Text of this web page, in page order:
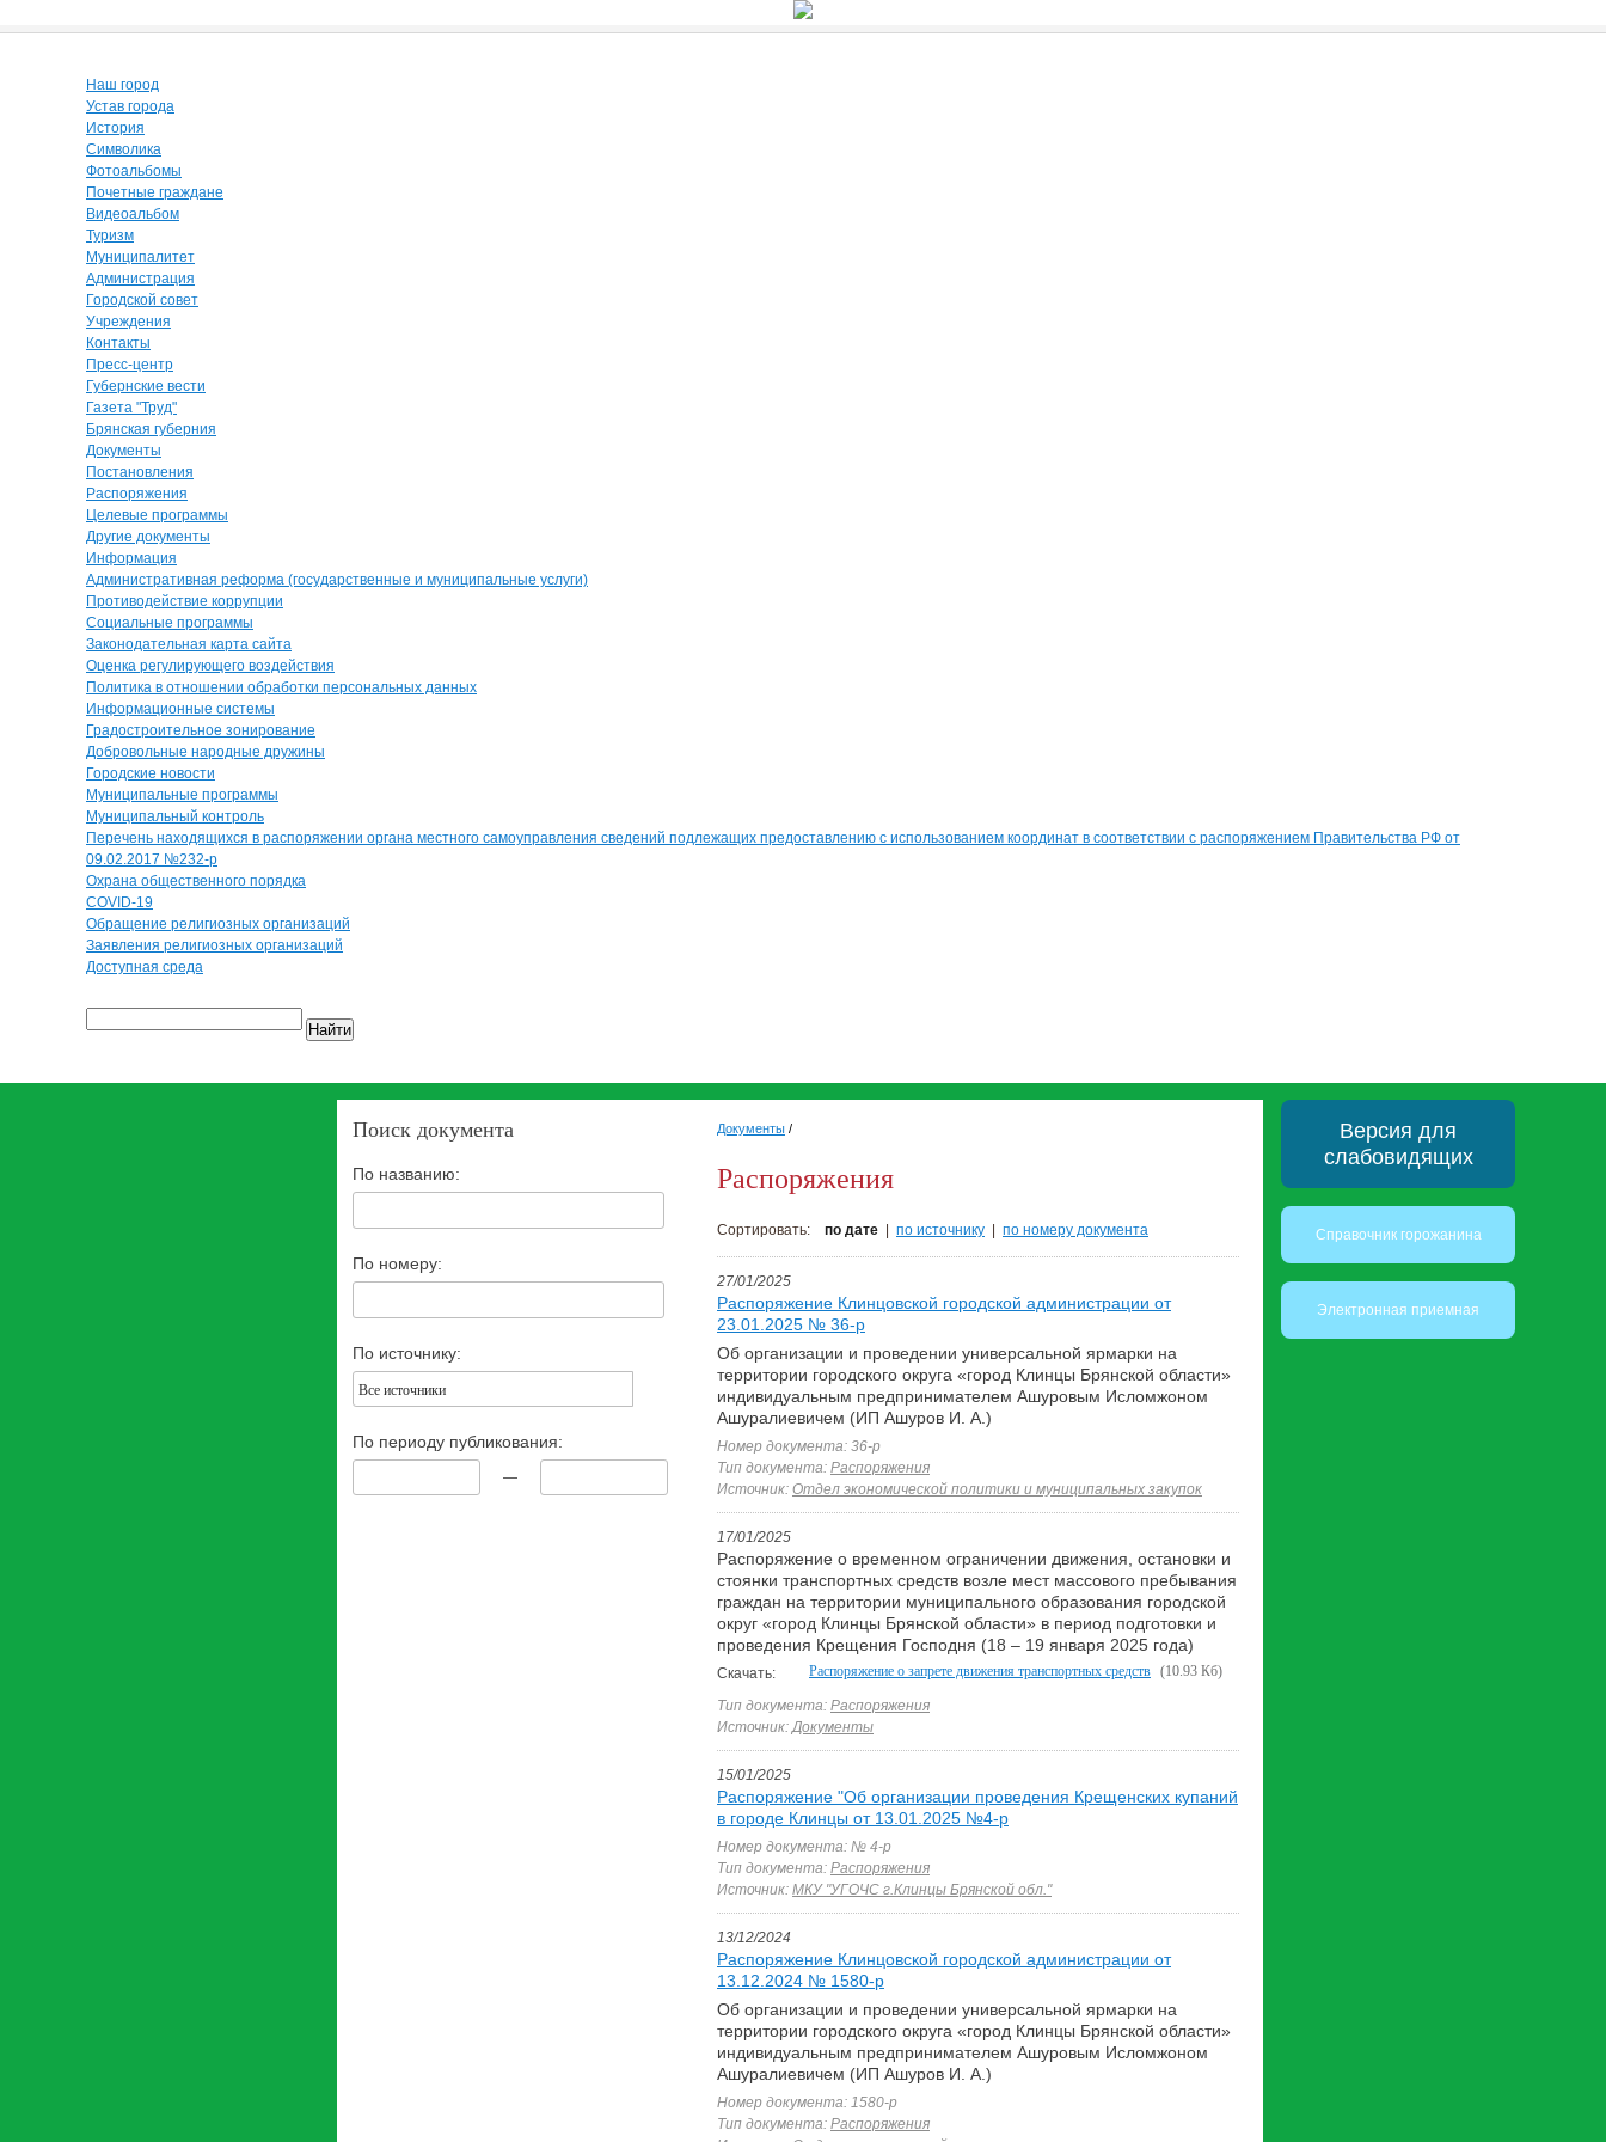
Наш город
Устав города
История
Символика
Фотоальбомы
Почетные граждане
Видеоальбом
Туризм
Муниципалитет
Администрация
Городской совет
Учреждения
Контакты
Пресс-центр
Губернские вести
Газета "Труд"
Брянская губерния
Документы
Постановления
Распоряжения
Целевые программы
Другие документы
Информация
Административная реформа (государственные и муниципальные услуги)
Противодействие коррупции
Социальные программы
Законодательная карта сайта
Оценка регулирующего воздействия
Политика в отношении обработки персональных данных
Информационные системы
Градостроительное зонирование
Добровольные народные дружины
Городские новости
Муниципальные программы
Муниципальный контроль
Перечень находящихся в распоряжении органа местного самоуправления сведений подлежащих предоставлению с использованием координат в соответствии с распоряжением Правительства РФ от
09.02.2017 №232-р
Охрана общественного порядка
COVID-19
Обращение религиозных организаций
Заявления религиозных организаций
Доступная среда
Найти
Поиск документа
По названию:
По номеру:
По источнику:
Все источники
По периоду публикования:
—
Документы /
Распоряжения
Сортировать: по дате по источнику по номеру документа
27/01/2025
Распоряжение Клинцовской городской администрации от
23.01.2025 № 36-р
Об организации и проведении универсальной ярмарки на
территории городского округа «город Клинцы Брянской области»
индивидуальным предпринимателем Ашуровым Исломжоном
Ашуралиевичем (ИП Ашуров И. А.)
Номер документа: 36-р
Тип документа: Распоряжения
Источник: Отдел экономической политики и муниципальных закупок
17/01/2025
Распоряжение о временном ограничении движения, остановки и
стоянки транспортных средств возле мест массового пребывания
граждан на территории муниципального образования городской
округ «город Клинцы Брянской области» в период подготовки и
проведения Крещения Господня (18 – 19 января 2025 года)
Скачать: Распоряжение о запрете движения транспортных средств (10.93 Кб)
Тип документа: Распоряжения
Источник:Документы
15/01/2025
Распоряжение "Об организации проведения Крещенских купаний
в городе Клинцы от 13.01.2025 №4-р
Номер документа: № 4-р
Тип документа: Распоряжения
Источник: МКУ "УГОЧС г.Клинцы Брянской обл."
13/12/2024
Распоряжение Клинцовской городской администрации от
13.12.2024 № 1580-р
Об организации и проведении универсальной ярмарки на
территории городского округа «город Клинцы Брянской области»
индивидуальным предпринимателем Ашуровым Исломжоном
Ашуралиевичем (ИП Ашуров И. А.)
Номер документа: 1580-р
Тип документа: Распоряжения
Версия для
слабовидящих
Справочник горожанина
Электронная приемная